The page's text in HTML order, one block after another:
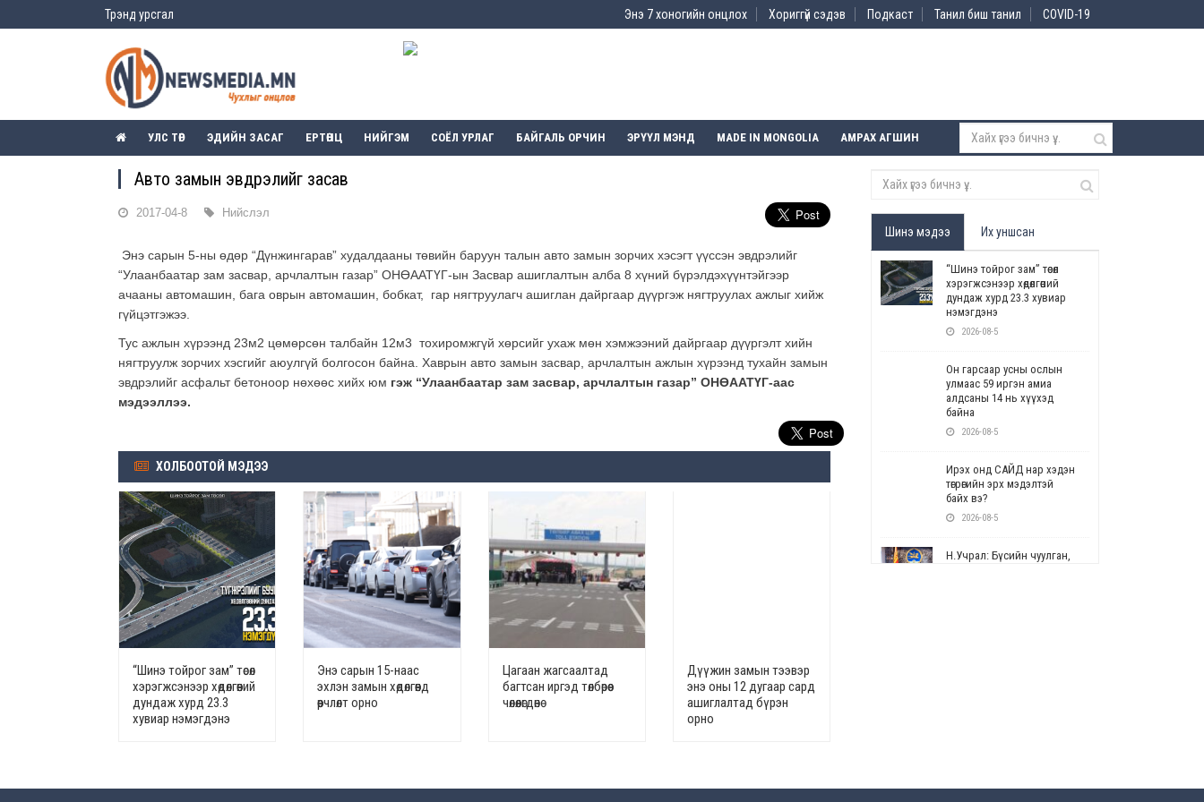
Трэнд урсгал Энэ 7 хоногийн онцлох Хориггүй сэдэв Подкаст Танил биш танил COVID-19
УЛС ТӨР ЭДИЙН ЗАСАГ ЕРТӨНЦ НИЙГЭМ СОЁЛ УРЛАГ БАЙГАЛЬ ОРЧИН ЭРҮҮЛ МЭНД MADE IN MONGOLIA АМРАХ АГШИН
Авто замын эвдрэлийг засав
2017-04-8 Нийслэл
Энэ сарын 5-ны өдөр “Дүнжингарав” худалдааны төвийн баруун талын авто замын зорчих хэсэгт үүссэн эвдрэлийг
“Улаанбаатар зам засвар, арчлалтын газар” ОНӨААТҮГ-ын Засвар ашиглалтын алба 8 хүний бүрэлдэхүүнтэйгээр
ачааны автомашин, бага оврын автомашин, бобкат, гар нягтруулагч ашиглан дайргаар дүүргэж нягтруулах ажлыг хийж
гүйцэтгэжээ.
Тус ажлын хүрээнд 23м2 цөмөрсөн талбайн 12м3 тохиромжгүй хөрсийг ухаж мөн хэмжээний дайргаар дүүргэлт хийн
нягтруулж зорчих хэсгийг аюулгүй болгосон байна. Хаврын авто замын засвар, арчлалтын ажлын хүрээнд тухайн замын
эвдрэлийг асфальт бетоноор нөхөөс хийх юм гэж “Улаанбаатар зам засвар, арчлалтын газар” ОНӨААТҮГ-аас
мэдээллээ.
ХОЛБООТОЙ МЭДЭЭ
“Шинэ тойрог зам” төсөл
хэрэгжсэнээр хөдөлгөөний
дундаж хурд 23.3
хувиар нэмэгдэнэ
Энэ сарын 15-наас
эхлэн замын хөдөлгөөнд
өөрчлөлт орно
Цагаан жагсаалтад
багтсан иргэд төлбөрөөс
чөлөөлөгдөнө
Дүүжин замын тээвэр
энэ оны 12 дугаар сард
ашиглалтад бүрэн
орно
Шинэ мэдээ Их уншсан
“Шинэ тойрог зам” төсөл
хэрэгжсэнээр хөдөлгөөний
дундаж хурд 23.3 хувиар
нэмэгдэнэ
2026-08-5
Он гарсаар усны ослын
улмаас 59 иргэн амиа
алдсаны 14 нь хүүхэд
байна
2026-08-5
Ирэх онд САЙД нар хэдэн
төгрөгийн эрх мэдэлтэй
байх вэ?
2026-08-5
Н.Учрал: Бүсийн чуулган,
2026-08-5